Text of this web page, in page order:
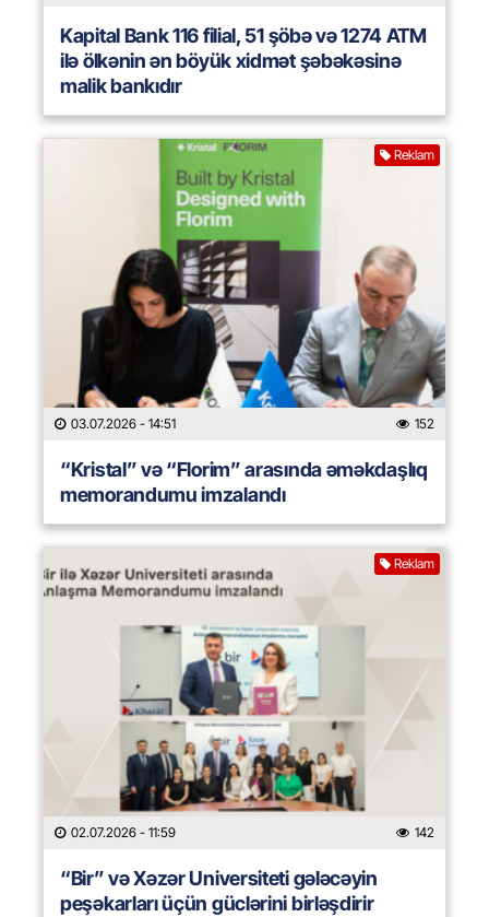
Kapital Bank 116 filial, 51 şöbə və 1274 ATM
ilə ölkənin ən böyük xidmət şəbəkəsinə
malik bankıdır
Reklam
03.07.2026 - 14:51 152
“Kristal” və “Florim” arasında əməkdaşlıq
memorandumu imzalandı
Reklam
02.07.2026 - 11:59 142
“Bir” və Xəzər Universiteti gələcəyin
peşəkarları üçün güclərini birləşdirir